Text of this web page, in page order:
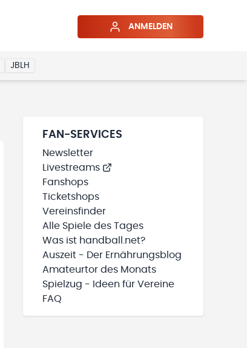
ANMELDEN
JBLH
FAN-SERVICES
Newsletter
Livestreams
Fanshops
Ticketshops
Vereinsfinder
Alle Spiele des Tages
Was ist handball.net?
Auszeit - Der Ernährungsblog
Amateurtor des Monats
Spielzug - Ideen für Vereine
FAQ